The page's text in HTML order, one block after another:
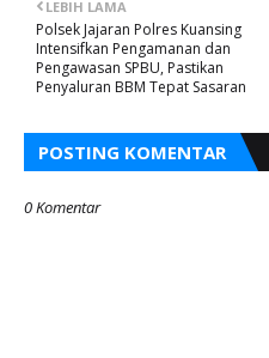
LEBIH LAMA
Polsek Jajaran Polres Kuansing
Intensifkan Pengamanan dan
Pengawasan SPBU, Pastikan
Penyaluran BBM Tepat Sasaran
POSTING KOMENTAR
0 Komentar